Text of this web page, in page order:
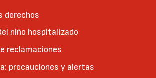
derechos
niño hospitalizado
reclamaciones
precauciones y alertas